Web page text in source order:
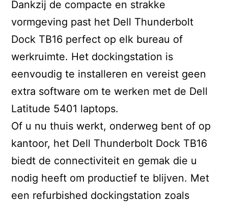
Dankzij de compacte en strakke
vormgeving past het Dell Thunderbolt
Dock TB16 perfect op elk bureau of
werkruimte. Het dockingstation is
eenvoudig te installeren en vereist geen
extra software om te werken met de Dell
Latitude 5401 laptops.
Of u nu thuis werkt, onderweg bent of op
kantoor, het Dell Thunderbolt Dock TB16
biedt de connectiviteit en gemak die u
nodig heeft om productief te blijven. Met
een refurbished dockingstation zoals